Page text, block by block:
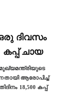
ദിവസം
ചായ
മുഖ്യമന്ത്രിയുടെ
ആരോപിച്ച്
18,500 കപ്പ്‌